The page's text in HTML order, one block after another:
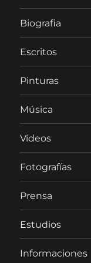
Biografia
Escritos
Pinturas
Música
Vídeos
Fotografías
Prensa
Estudios
Informaciones